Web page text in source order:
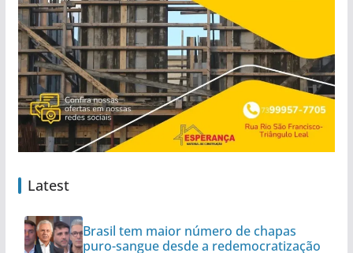
Latest
Brasil tem maior número de chapas
puro-sangue desde a redemocratização